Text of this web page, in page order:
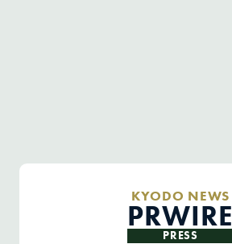
KYODO NEWS
PRWIRE
PRESS